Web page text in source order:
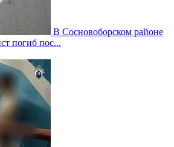
В Сосновоборском районе
погиб пос...